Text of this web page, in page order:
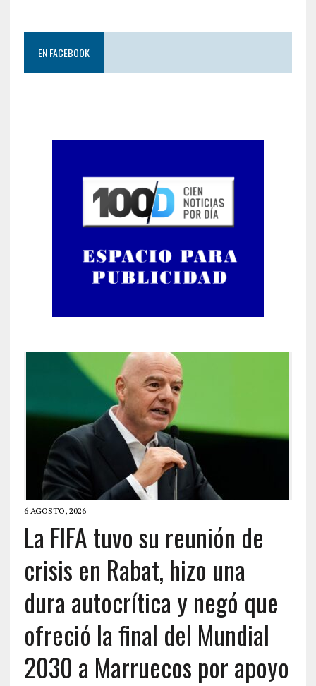
EN FACEBOOK
6 AGOSTO, 2026
La FIFA tuvo su reunión de
crisis en Rabat, hizo una
dura autocrítica y negó que
ofreció la final del Mundial
2030 a Marruecos por apoyo